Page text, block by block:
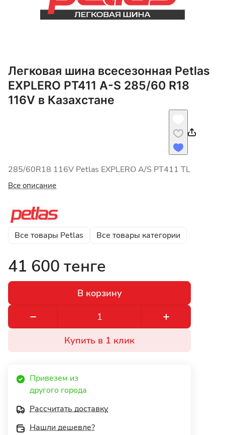
Легковая шина всесезонная Petlas
EXPLERO PT411 A-S 285/60 R18
116V в Казахстане
285/60R18 116V Petlas EXPLERO A/S PT411 TL
Все описание
Все товары Petlas Все товары категории
41 600 тенге
В корзину
Купить в 1 клик
Привезем из
другого города
Рассчитать доставку
Нашли дешевле?